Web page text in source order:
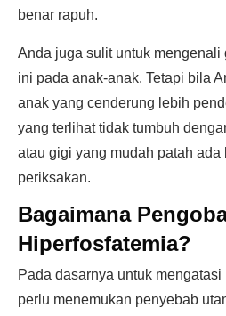
benar rapuh.
Anda juga sulit untuk mengenali
ini pada anak-anak. Tetapi bila
anak yang cenderung lebih
yang terlihat tidak tumbuh
atau gigi yang mudah patah ada
periksakan.
Bagaimana
Hiperfosfatemia?
Pada dasarnya untuk
perlu menemukan penyebab